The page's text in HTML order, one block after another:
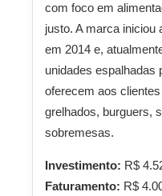
com foco em
justo. A marca iniciou
em 2014 e,
unidades espalhadas
oferecem aos
grelhados, burguers,
sobremesas.
Investimento: R$
Faturamento: R$